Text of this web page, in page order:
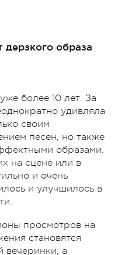
дерзкого образа
более 10 лет. За
удивляла
своим
песен, но также
образами.
на сцене или в
и очень
и улучшилось в
просмотров на
становятся
вечеринки, а